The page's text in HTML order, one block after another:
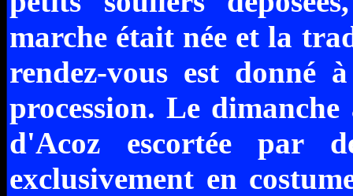
marche était née et la
rendez-vous est donné
procession. Le
d'Acoz escortée par
exclusivement en